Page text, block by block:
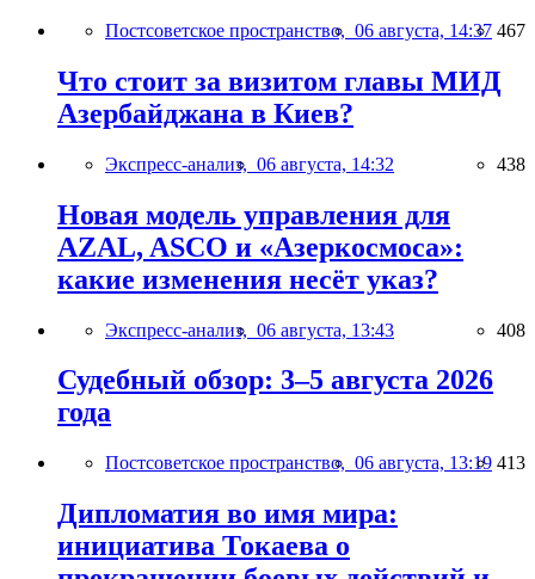
Постсоветское пространство, 06 августа, 14:37 467
Что стоит за визитом главы МИД
Азербайджана в Киев?
Экспресс-анализ, 06 августа, 14:32 438
Новая модель управления для
AZAL, ASCO и «Азеркосмоса»:
какие изменения несёт указ?
Экспресс-анализ, 06 августа, 13:43 408
Судебный обзор: 3–5 августа 2026
года
Постсоветское пространство, 06 августа, 13:19 413
Дипломатия во имя мира:
инициатива Токаева о